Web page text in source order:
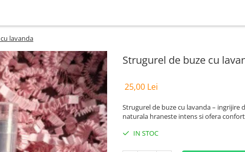
lavanda
Strugurel de buze cu
25,00 Lei
Strugurel de buze cu lavanda –
naturala hraneste intens si ofera
IN STOC